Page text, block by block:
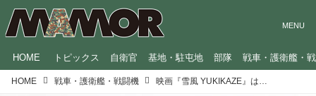
HOME トピックス 自衛官 基地・駐屯地 部隊 戦車・護衛艦・
HOME 戦車・護衛艦・戦闘機